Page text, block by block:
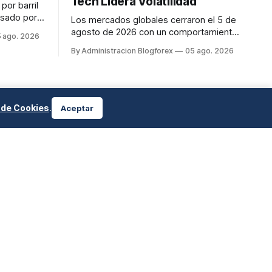
barril
por
que
ago. 2026
Los mercados globales cerraron el 5 de
agosto de 2026 con un comportamiento
subió un 0.9% a nuevos máximos,
79.79 USD, influenciado por las...
By Administracion Blogforex 05 ago. 2026
Cookies. Aceptar